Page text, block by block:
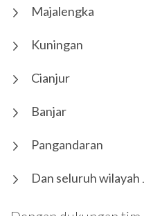
Majalengka
Kuningan
Cianjur
Banjar
Pangandaran
Dan seluruh wilayah